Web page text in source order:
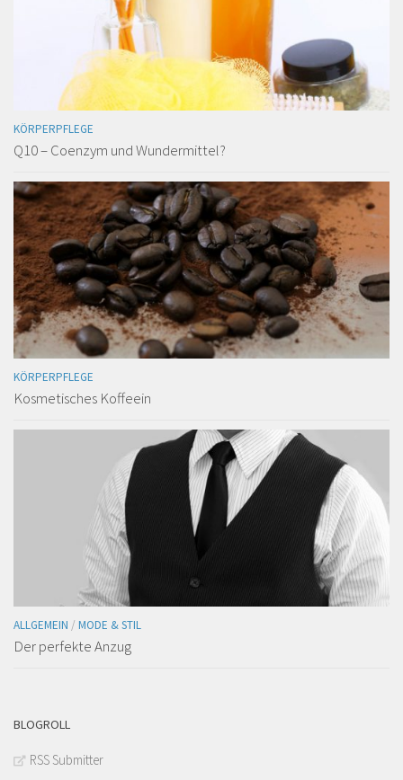
KÖRPERPFLEGE
Q10 – Coenzym und Wundermittel?
KÖRPERPFLEGE
Kosmetisches Koffeein
ALLGEMEIN / MODE & STIL
Der perfekte Anzug
BLOGROLL
RSS Submitter